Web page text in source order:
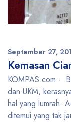
September 27,
Kemasan
KOMPAS.com -
dan UKM,
hal yang lumrah.
ditemui yang tak